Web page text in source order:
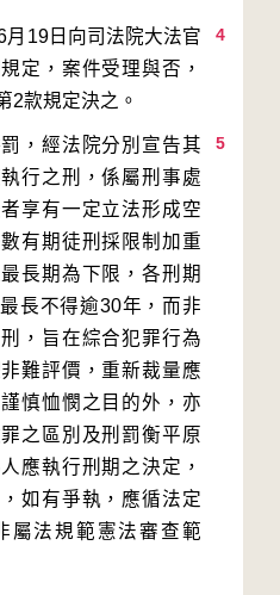
4
月19日向司法院大法官
定，案件受理與否，
5
，經法院分別宣告其
行之刑，係屬刑事處
享有一定立法形成空
有期徒刑採限制加重
長期為下限，各刑期
長不得逾30年，而非
，旨在綜合犯罪行為
難評價，重新裁量應
慎恤憫之目的外，亦
之區別及刑罰衡平原
應執行刑期之決定，
如有爭執，應循法定
屬法規範憲法審查範